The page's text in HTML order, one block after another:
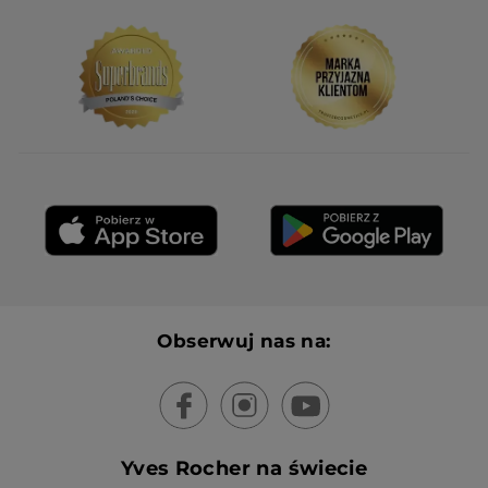
Obserwuj nas na:
Yves Rocher na świecie